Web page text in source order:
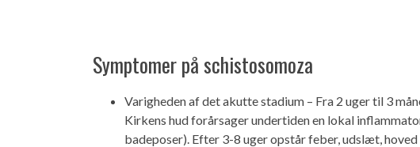
Symptomer på schistosomoza
Varigheden af ​​det akutte stadium – Fra 2 uger til 3
Kirkens hud forårsager undertiden en lokal
badeposer). Efter 3-8 uger opstår feber, udslæt, hoved